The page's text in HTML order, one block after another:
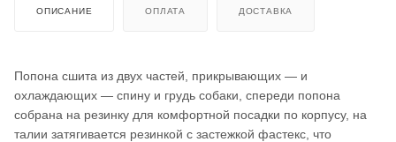
ОПИСАНИЕ ОПЛАТА ДОСТАВКА
Попона сшита из двух частей, прикрывающих ― и
охлаждающих ― спину и грудь собаки, спереди попона
собрана на резинку для комфортной посадки по корпусу, на
талии затягивается резинкой с застежкой фастекс, что